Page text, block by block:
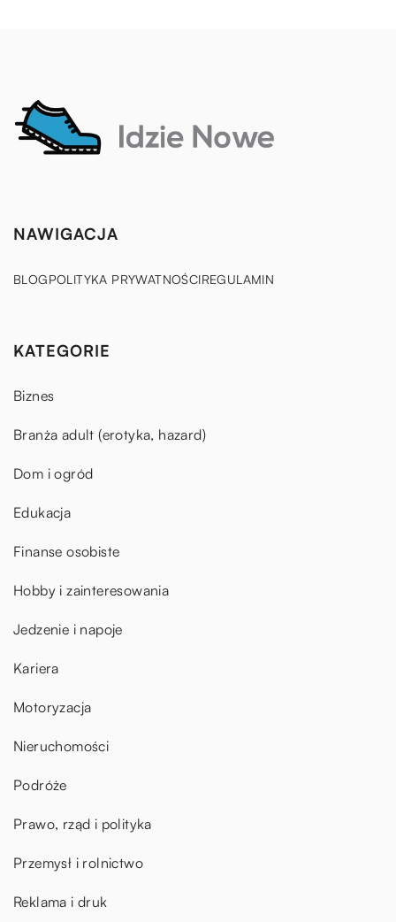
NAWIGACJA
BLOGPOLITYKA PRYWATNOŚCIREGULAMIN
KATEGORIE
Biznes
Branża adult (erotyka, hazard)
Dom i ogród
Edukacja
Finanse osobiste
Hobby i zainteresowania
Jedzenie i napoje
Kariera
Motoryzacja
Nieruchomości
Podróże
Prawo, rząd i polityka
Przemysł i rolnictwo
Reklama i druk